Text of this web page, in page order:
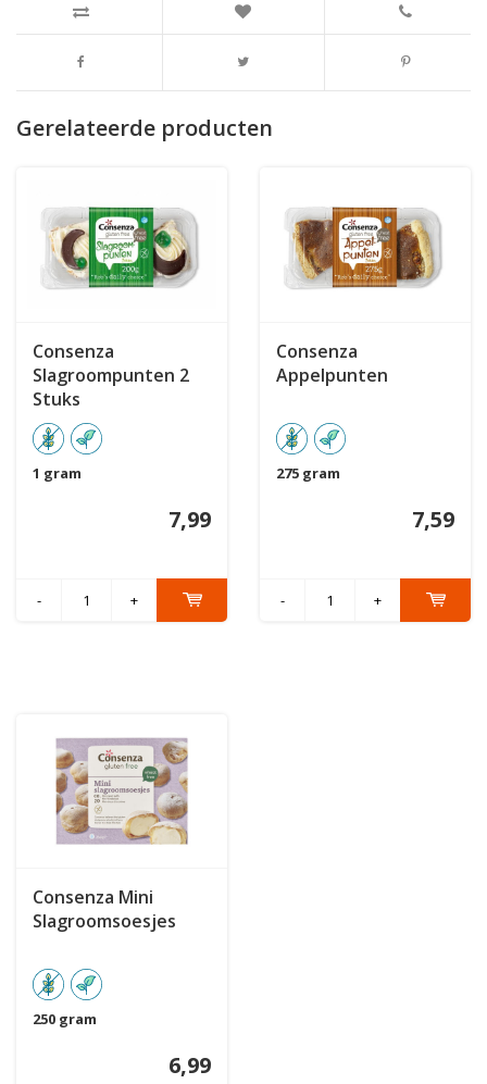
Gerelateerde producten
Consenza
Slagroompunten 2
Stuks
1 gram
7,99
- +
Consenza
Appelpunten
275 gram
7,59
- +
Consenza Mini
Slagroomsoesjes
250 gram
6,99